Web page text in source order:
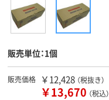
販売単位：1個
販売価格 ￥12,428 （税抜き）
￥13,670 （税込）